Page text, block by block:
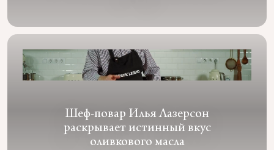
Шеф-повар Илья Лазерсон
раскрывает истинный вкус
оливкового масла